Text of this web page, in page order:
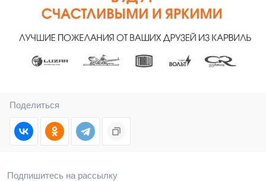
Поделиться
Подпишитесь на рассылку